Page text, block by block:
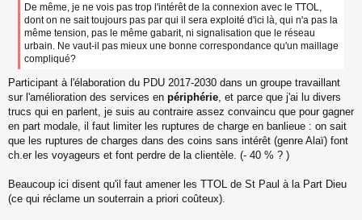
De même, je ne vois pas trop l'intérêt de la connexion avec le TTOL,
dont on ne sait toujours pas par qui il sera exploité d'ici là, qui n'a pas la
même tension, pas le même gabarit, ni signalisation que le réseau
urbain. Ne vaut-il pas mieux une bonne correspondance qu'un maillage
compliqué?
Participant à l'élaboration du PDU 2017-2030 dans un groupe travaillant
sur l'amélioration des services en périphérie , et parce que j'ai lu divers
trucs qui en parlent, je suis au contraire assez convaincu que pour gagner
en part modale, il faut limiter les ruptures de charge en banlieue : on sait
que les ruptures de charges dans des coins sans intérêt (genre Alaï) font
ch.er les voyageurs et font perdre de la clientèle. (- 40 % ? )
Beaucoup ici disent qu'il faut amener les TTOL de St Paul à la Part Dieu
(ce qui réclame un souterrain a priori coûteux).